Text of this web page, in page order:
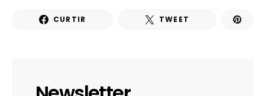
CURTIR TWEET